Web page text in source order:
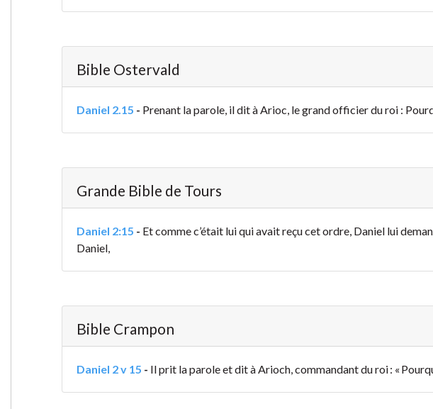
Bible Ostervald
Daniel 2.15 - Prenant la parole, il dit à Arioc, le grand officier du roi :
Grande Bible de Tours
Daniel 2:15 - Et comme c’était lui qui avait reçu cet ordre, Daniel lui
Daniel,
Bible Crampon
Daniel 2 v 15 - Il prit la parole et dit à Arioch, commandant du roi : «